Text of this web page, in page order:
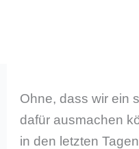
Ohne, dass wir ein
dafür ausmachen
in den letzten